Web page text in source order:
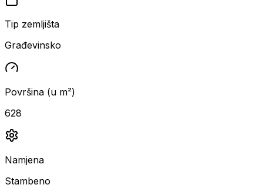
Tip zemljišta
Građevinsko
Površina (u m²)
628
Namjena
Stambeno